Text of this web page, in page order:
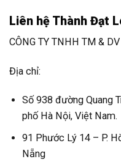
Liên hệ Thành Đạt
CÔNG TY TNHH TM &
Địa chỉ:
Số 938 đường Quang
phố Hà Nội, Việt Nam.
91 Phước Lý 14 – P.
Nẵng